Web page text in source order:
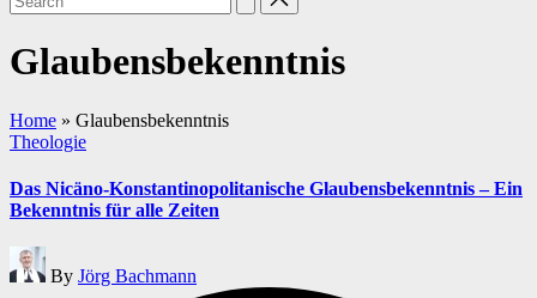
for:
Glaubensbekenntnis
Home » Glaubensbekenntnis
Posted
Theologie
Das Nicäno-Konstantinopolitanische Glaubensbekenntnis – Ein
Bekenntnis für alle Zeiten
Posted
by
By Jörg Bachmann